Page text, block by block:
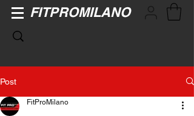
FITPROMILANO
Post
FitProMilano